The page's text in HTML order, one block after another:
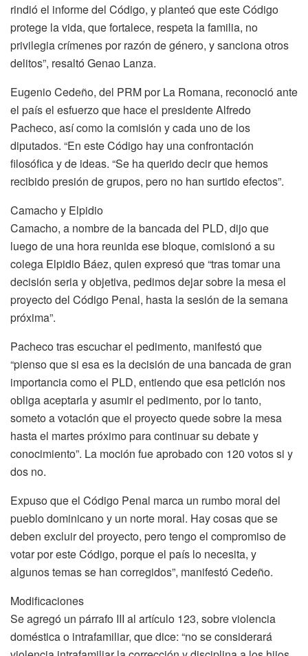
rindió el informe del Código, y planteó que este Código
protege la vida, que fortalece, respeta la familia, no
privilegia crímenes por razón de género, y sanciona otros
delitos”, resaltó Genao Lanza.
Eugenio Cedeño, del PRM por La Romana, reconoció ante
el país el esfuerzo que hace el presidente Alfredo
Pacheco, así como la comisión y cada uno de los
diputados. “En este Código hay una confrontación
filosófica y de ideas. “Se ha querido decir que hemos
recibido presión de grupos, pero no han surtido efectos”.
Camacho y Elpidio
Camacho, a nombre de la bancada del PLD, dijo que
luego de una hora reunida ese bloque, comisionó a su
colega Elpidio Báez, quien expresó que “tras tomar una
decisión seria y objetiva, pedimos dejar sobre la mesa el
proyecto del Código Penal, hasta la sesión de la semana
próxima”.
Pacheco tras escuchar el pedimento, manifestó que
“pienso que si esa es la decisión de una bancada de gran
importancia como el PLD, entiendo que esa petición nos
obliga aceptarla y asumir el pedimento, por lo tanto,
someto a votación que el proyecto quede sobre la mesa
hasta el martes próximo para continuar su debate y
conocimiento”. La moción fue aprobado con 120 votos si y
dos no.
Expuso que el Código Penal marca un rumbo moral del
pueblo dominicano y un norte moral. Hay cosas que se
deben excluir del proyecto, pero tengo el compromiso de
votar por este Código, porque el país lo necesita, y
algunos temas se han corregidos”, manifestó Cedeño.
Modificaciones
Se agregó un párrafo III al artículo 123, sobre violencia
doméstica o intrafamiliar, que dice: “no se considerará